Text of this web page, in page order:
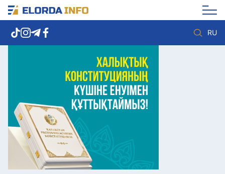
RU
Елорда жаңалықтары
Көзқарас
Саясат
Видео
Әлеумет
Экономика
Спорт
Мәдениет